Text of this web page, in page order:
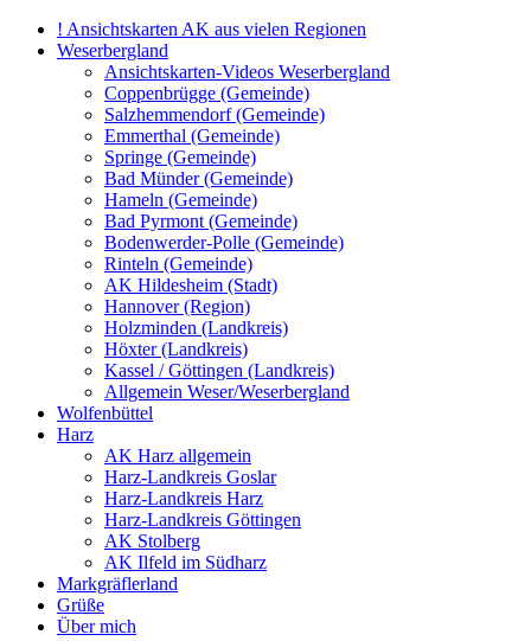
! Ansichtskarten AK aus vielen Regionen
Weserbergland
Ansichtskarten-Videos Weserbergland
Coppenbrügge (Gemeinde)
Salzhemmendorf (Gemeinde)
Emmerthal (Gemeinde)
Springe (Gemeinde)
Bad Münder (Gemeinde)
Hameln (Gemeinde)
Bad Pyrmont (Gemeinde)
Bodenwerder-Polle (Gemeinde)
Rinteln (Gemeinde)
AK Hildesheim (Stadt)
Hannover (Region)
Holzminden (Landkreis)
Höxter (Landkreis)
Kassel / Göttingen (Landkreis)
Allgemein Weser/Weserbergland
Wolfenbüttel
Harz
AK Harz allgemein
Harz-Landkreis Goslar
Harz-Landkreis Harz
Harz-Landkreis Göttingen
AK Stolberg
AK Ilfeld im Südharz
Markgräflerland
Grüße
Über mich